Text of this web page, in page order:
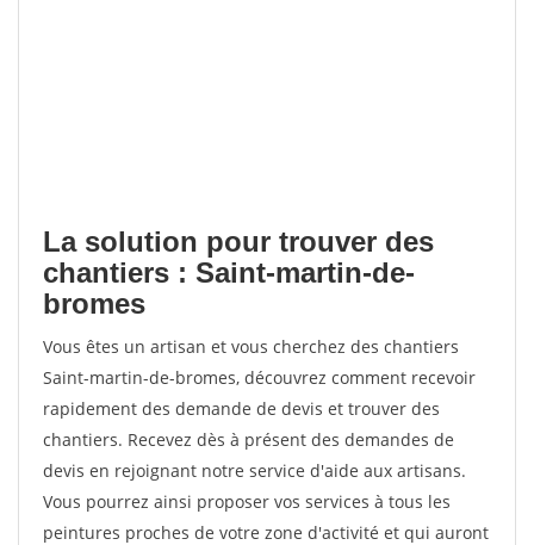
La solution pour trouver des
chantiers : Saint-martin-de-
bromes
Vous êtes un artisan et vous cherchez des chantiers
Saint-martin-de-bromes, découvrez comment recevoir
rapidement des demande de devis et trouver des
chantiers. Recevez dès à présent des demandes de
devis en rejoignant notre service d'aide aux artisans.
Vous pourrez ainsi proposer vos services à tous les
peintures proches de votre zone d'activité et qui auront